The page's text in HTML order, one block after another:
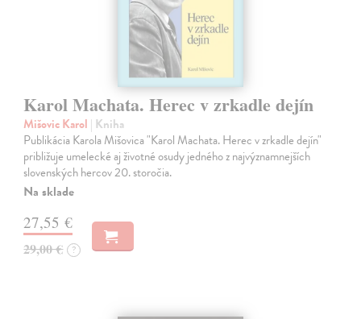
Karol Machata. Herec v zrkadle dejín
Mišovic Karol | Kniha
Publikácia Karola Mišovica "Karol Machata. Herec v zrkadle dejín"
približuje umelecké aj životné osudy jedného z najvýznamnejších
slovenských hercov 20. storočia.
Na sklade
27,55 €
29,00 € ?